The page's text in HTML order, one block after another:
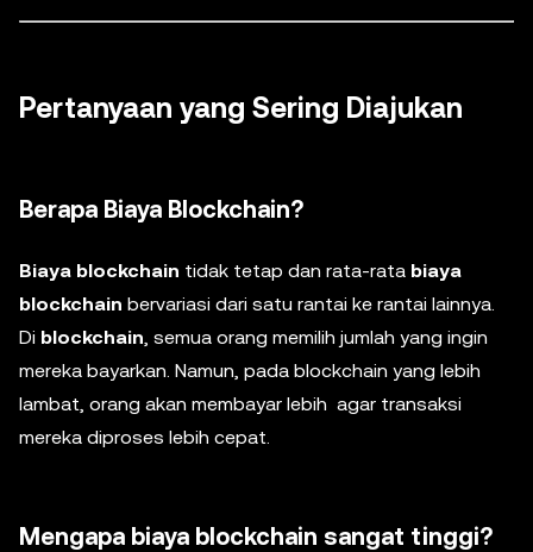
Pertanyaan yang Sering Diajukan
Berapa Biaya Blockchain?
Biaya blockchain tidak tetap dan rata-rata biaya
blockchain bervariasi dari satu rantai ke rantai lainnya.
Di blockchain, semua orang memilih jumlah yang ingin
mereka bayarkan. Namun, pada blockchain yang lebih
lambat, orang akan membayar lebih agar transaksi
mereka diproses lebih cepat.
Mengapa biaya blockchain sangat tinggi?